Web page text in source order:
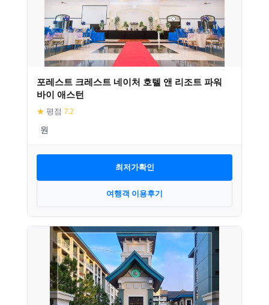
포레스트 크레스트 네이처 호텔 앤 리조트 파워
바이 애스턴
★ 평점 7.2
최저가확인
여행객 이용후기